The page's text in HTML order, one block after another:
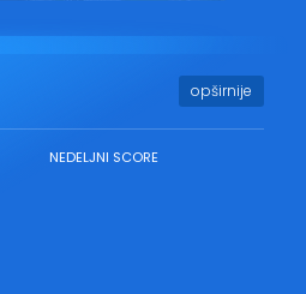
opširnije
NEDELJNI SCORE